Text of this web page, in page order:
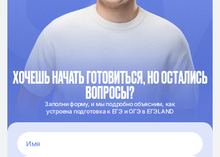
ХОЧЕШЬ НАЧАТЬ ГОТОВИТЬСЯ, НО ОСТАЛИСЬ
ВОПРОСЫ?
Заполни форму, и мы подробно объясним, как
устроена подготовка к ЕГЭ и ОГЭ в ЕГЭLAND